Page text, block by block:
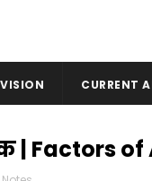
CURRENT
| Factors